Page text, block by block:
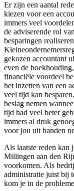
Er zijn een aantal
kiezen voor een
immers veel
de adviserende rol
besparingen
gekozen accountant
even de
financiële voordeel
het inzetten van een
veel tijd kan
beslag nemen
tijd had veel beter
immers al druk
voor jou uit handen
Als laatste reden kan
Millingen aan den
voorkomen. Als
administratie juist bij
kom je in de